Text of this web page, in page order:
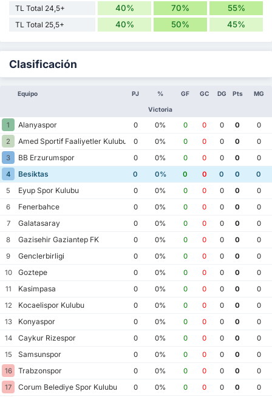
TL Total 24,5+ 40% 70% 55%
TL Total 25,5+ 40% 50% 45%
Clasificación
Equipo PJ %
Victoria
GF GC DG Pts MG
1 Alanyaspor 0 0% 0 0 0 0
0
2
Amed Sportif Faaliyetler Kulubu 0 0% 0 0 0 0
0
3
BB Erzurumspor 0 0% 0 0 0 0
0
4
Besiktas 0 0% 0 0 0 0
0
5
Eyup Spor Kulubu 0 0% 0 0 0 0
0
6
Fenerbahce 0 0% 0 0 0 0
0
7
Galatasaray 0 0% 0 0 0 0
0
8
Gazisehir Gaziantep FK 0 0% 0 0 0 0
0
9
Genclerbirligi 0 0% 0 0 0 0
0
10
Goztepe 0 0% 0 0 0 0
0
11
Kasimpasa 0 0% 0 0 0 0
0
12
Kocaelispor Kulubu 0 0% 0 0 0 0
0
13
Konyaspor 0 0% 0 0 0 0
0
14
Caykur Rizespor 0 0% 0 0 0 0
0
15
Samsunspor 0 0% 0 0 0 0
0
16
Trabzonspor 0 0% 0 0 0 0
0
17
Corum Belediye Spor Kulubu 0 0% 0 0 0 0
0